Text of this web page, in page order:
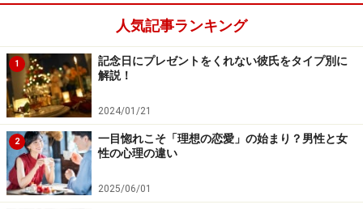
人気記事ランキング
1
記念日にプレゼントをくれない彼氏をタイプ別に
解説！
2024/01/21
2
一目惚れこそ「理想の恋愛」の始まり？男性と女
性の心理の違い
2025/06/01